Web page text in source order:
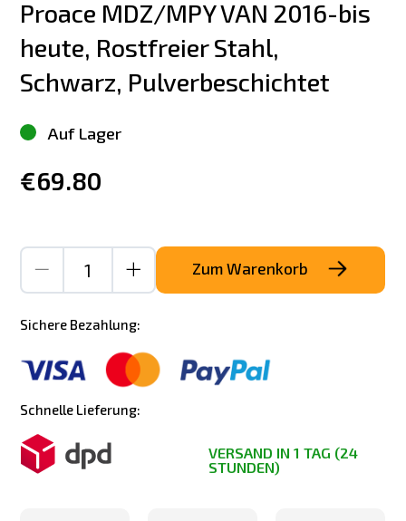
Proace MDZ/MPY VAN 2016-bis
heute, Rostfreier Stahl,
Schwarz, Pulverbeschichtet
Auf Lager
€69.80
Zum Warenkorb
Sichere Bezahlung:
Schnelle Lieferung:
VERSAND IN 1 TAG (24
STUNDEN)